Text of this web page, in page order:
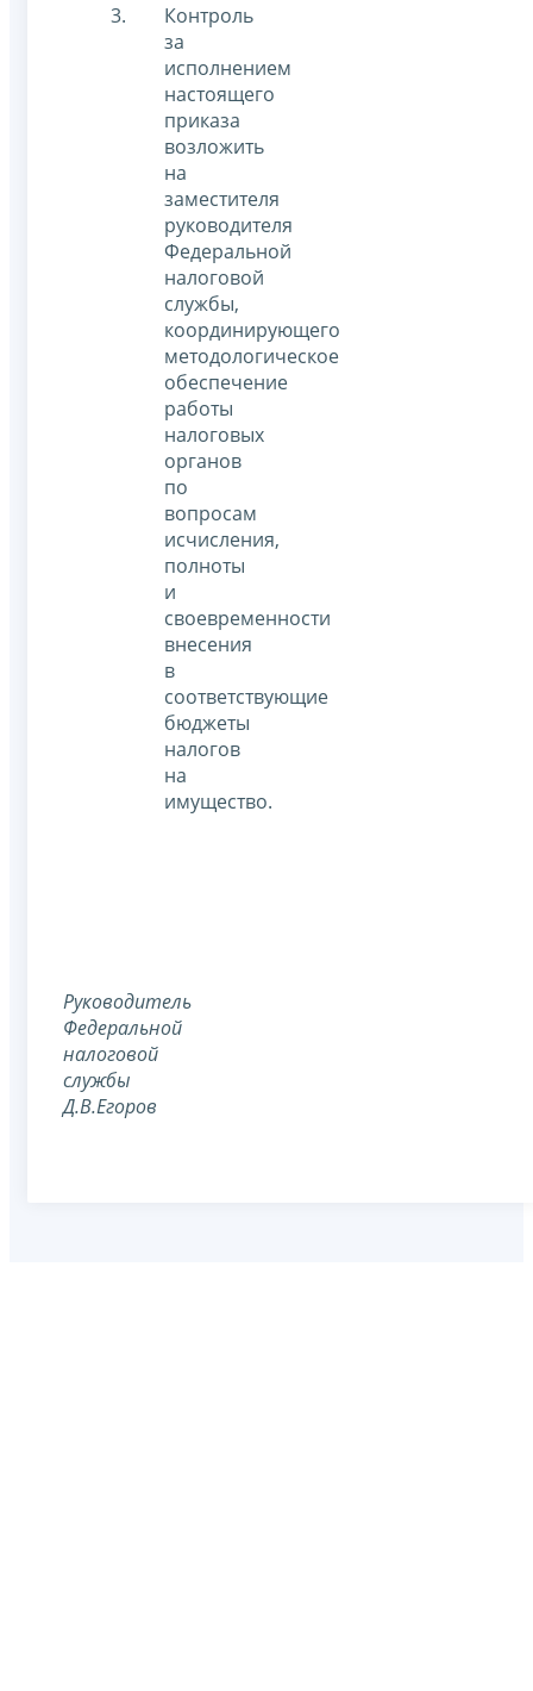
Контроль
за
исполнением
настоящего
приказа
возложить
на
заместителя
руководителя
Федеральной
налоговой
службы,
координирующего
методологическое
обеспечение
работы
налоговых
органов
по
вопросам
исчисления,
полноты
и
своевременности
внесения
в
соответствующие
бюджеты
налогов
на
имущество.
Руководитель
Федеральной
налоговой
службы
Д.В.Егоров